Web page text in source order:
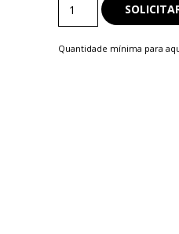
Térmica
Quantidade mínima para